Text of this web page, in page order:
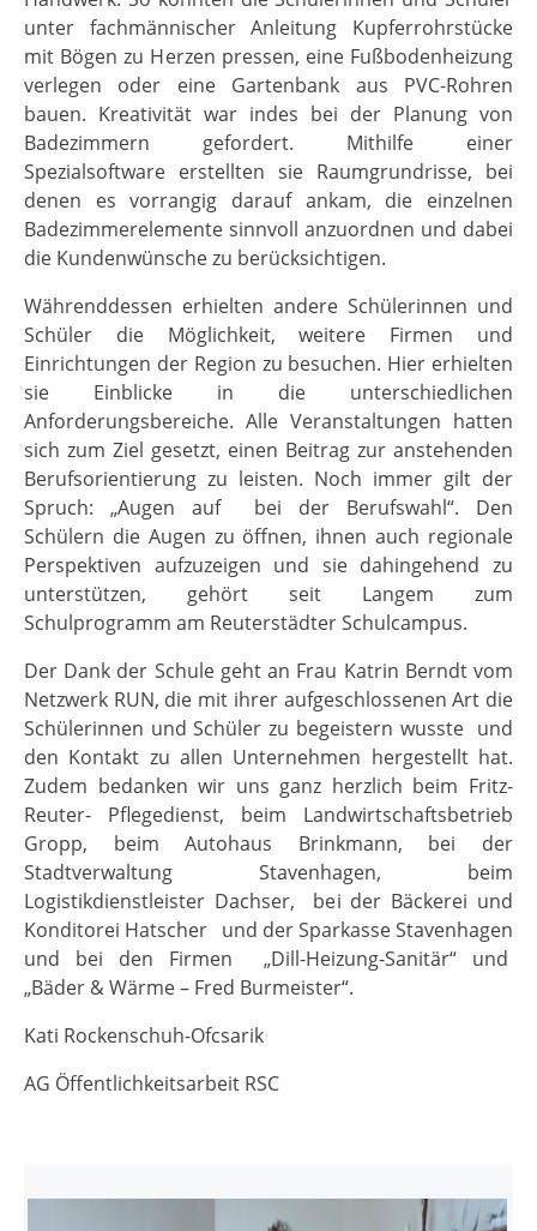
unter fachmännischer Anleitung Kupferrohrstücke
mit Bögen zu Herzen pressen, eine Fußbodenheizung
verlegen oder eine Gartenbank aus PVC-Rohren
bauen. Kreativität war indes bei der Planung von
Badezimmern gefordert. Mithilfe einer
Spezialsoftware erstellten sie Raumgrundrisse, bei
denen es vorrangig darauf ankam, die einzelnen
Badezimmerelemente sinnvoll anzuordnen und dabei
die Kundenwünsche zu berücksichtigen.
Währenddessen erhielten andere Schülerinnen und
Schüler die Möglichkeit, weitere Firmen und
Einrichtungen der Region zu besuchen. Hier erhielten
sie Einblicke in die unterschiedlichen
Anforderungsbereiche. Alle Veranstaltungen hatten
sich zum Ziel gesetzt, einen Beitrag zur anstehenden
Berufsorientierung zu leisten. Noch immer gilt der
Spruch: „Augen auf bei der Berufswahl“. Den
Schülern die Augen zu öffnen, ihnen auch regionale
Perspektiven aufzuzeigen und sie dahingehend zu
unterstützen, gehört seit Langem zum
Schulprogramm am Reuterstädter Schulcampus.
Der Dank der Schule geht an Frau Katrin Berndt vom
Netzwerk RUN, die mit ihrer aufgeschlossenen Art die
Schülerinnen und Schüler zu begeistern wusste und
den Kontakt zu allen Unternehmen hergestellt hat.
Zudem bedanken wir uns ganz herzlich beim Fritz-
Reuter- Pflegedienst, beim Landwirtschaftsbetrieb
Gropp, beim Autohaus Brinkmann, bei der
Stadtverwaltung Stavenhagen, beim
Logistikdienstleister Dachser, bei der Bäckerei und
Konditorei Hatscher und der Sparkasse Stavenhagen
und bei den Firmen „Dill-Heizung-Sanitär“ und
„Bäder & Wärme – Fred Burmeister“.
Kati Rockenschuh-Ofcsarik
AG Öffentlichkeitsarbeit RSC